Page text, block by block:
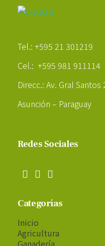
Tel.: +595 21 301219
Cel.: +595 981 911114
Direcc.: Av. Gral
Asunción – Paraguay
Redes Sociales
Categorías
Inicio
Agricultura